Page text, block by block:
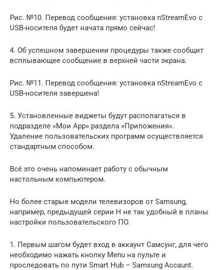
Рис. №10. Перевод сообщения: установка nStreamEvo c
USB-носителя будет начата прямо сейчас!
4. Об успешном завершении процедуры также сообщит
всплывающее сообщение в верхней части экрана.
Рис. №11. Перевод сообщения: установка nStreamEvo с
USB-носителя завершена!
5. Установленные виджеты будут располагаться в
подразделе «Мои App» раздела «Приложения».
Удаление пользовательских программ осуществляется
стандартным способом.
Всё это очень напоминает работу с обычным
настольным компьютером.
Но более старые модели телевизоров от Samsung,
например, предыдущей серии H не так удобный в планы
настройки пользовательского ПО.
1. Первым шагом будет вход в аккаунт Самсунг, для чего
необходимо нажать кнопку Menu на пульте и
проследовать по пути Smart Hub – Samsung Accaunt.